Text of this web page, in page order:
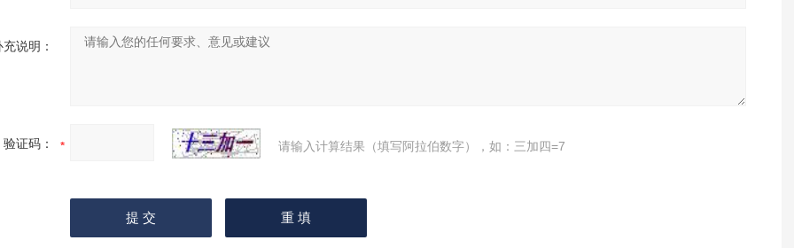
充说明：
验证码： 请输入计算结果（填写阿拉伯数字），如：三加四=7